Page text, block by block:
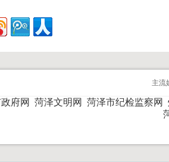
主流
府网 菏泽文明网 菏泽市纪检监察网